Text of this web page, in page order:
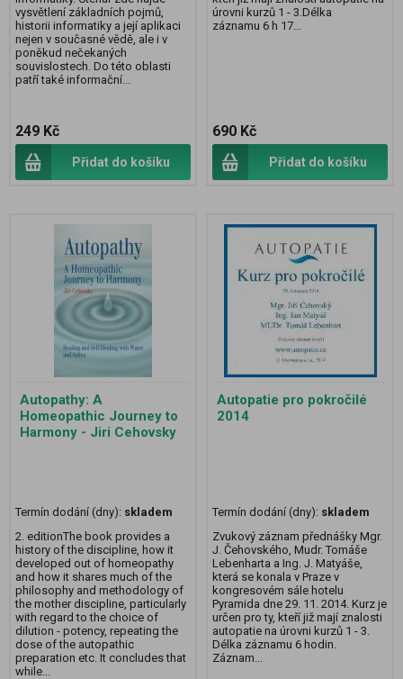
vysvětlení základních pojmů,
historii informatiky a její aplikaci
nejen v současné vědě, ale i v
poněkud nečekaných
souvislostech. Do této oblasti
patří také informační...
249 Kč
Přidat do košíku
úrovni kurzů 1 - 3.Délka
záznamu 6 h 17...
690 Kč
Přidat do košíku
Autopathy: A
Homeopathic Journey to
Harmony - Jiri Cehovsky
Termín dodání (dny): skladem
2. editionThe book provides a
history of the discipline, how it
developed out of homeopathy
and how it shares much of the
philosophy and methodology of
the mother discipline, particularly
with regard to the choice of
dilution - potency, repeating the
dose of the autopathic
preparation etc. It concludes that
while...
Autopatie pro pokročilé
2014
Termín dodání (dny): skladem
Zvukový záznam přednášky Mgr.
J. Čehovského, Mudr. Tomáše
Lebenharta a Ing. J. Matyáše,
která se konala v Praze v
kongresovém sále hotelu
Pyramida dne 29. 11. 2014. Kurz je
určen pro ty, kteří již mají znalosti
autopatie na úrovni kurzů 1 - 3.
Délka záznamu 6 hodin.
Záznam...